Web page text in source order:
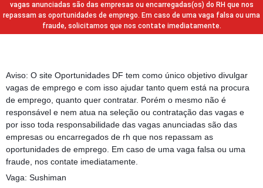
vagas anunciadas são das empresas ou encarregadas(os) do RH que nos
repassam as oportunidades de emprego. Em caso de uma vaga falsa ou uma
fraude, solicitamos que nos contate imediatamente.
Aviso: O site Oportunidades DF tem como único objetivo divulgar
vagas de emprego e com isso ajudar tanto quem está na procura
de emprego, quanto quer contratar. Porém o mesmo não é
responsável e nem atua na seleção ou contratação das vagas e
por isso toda responsabilidade das vagas anunciadas são das
empresas ou encarregados de rh que nos repassam as
oportunidades de emprego. Em caso de uma vaga falsa ou uma
fraude, nos contate imediatamente.
Vaga: Sushiman